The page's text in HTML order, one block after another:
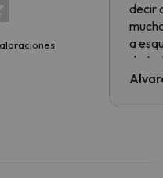
decir
a
de
al
culpa